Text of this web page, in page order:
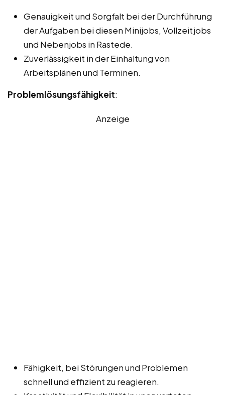
Genauigkeit und Sorgfalt bei der Durchführung
der Aufgaben bei diesen Minijobs, Vollzeitjobs
und Nebenjobs in Rastede.
Zuverlässigkeit in der Einhaltung von
Arbeitsplänen und Terminen.
Problemlösungsfähigkeit:
Anzeige
Fähigkeit, bei Störungen und Problemen
schnell und effizient zu reagieren.